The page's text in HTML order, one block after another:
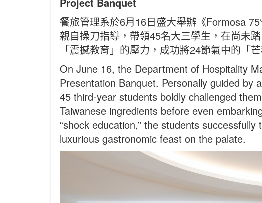
餐旅管理系於6月16日盛大舉辦《Formosa
親自操刀指導，帶領45名大三學生，在尚未
「震撼教育」的壓力，成功將24節氣中的「
On June 16, the Department of Hospitality
Presentation Banquet. Personally guided by
45 third-year students boldly challenged
Taiwanese ingredients before even
“shock education,” the students
luxurious gastronomic feast on the palate.